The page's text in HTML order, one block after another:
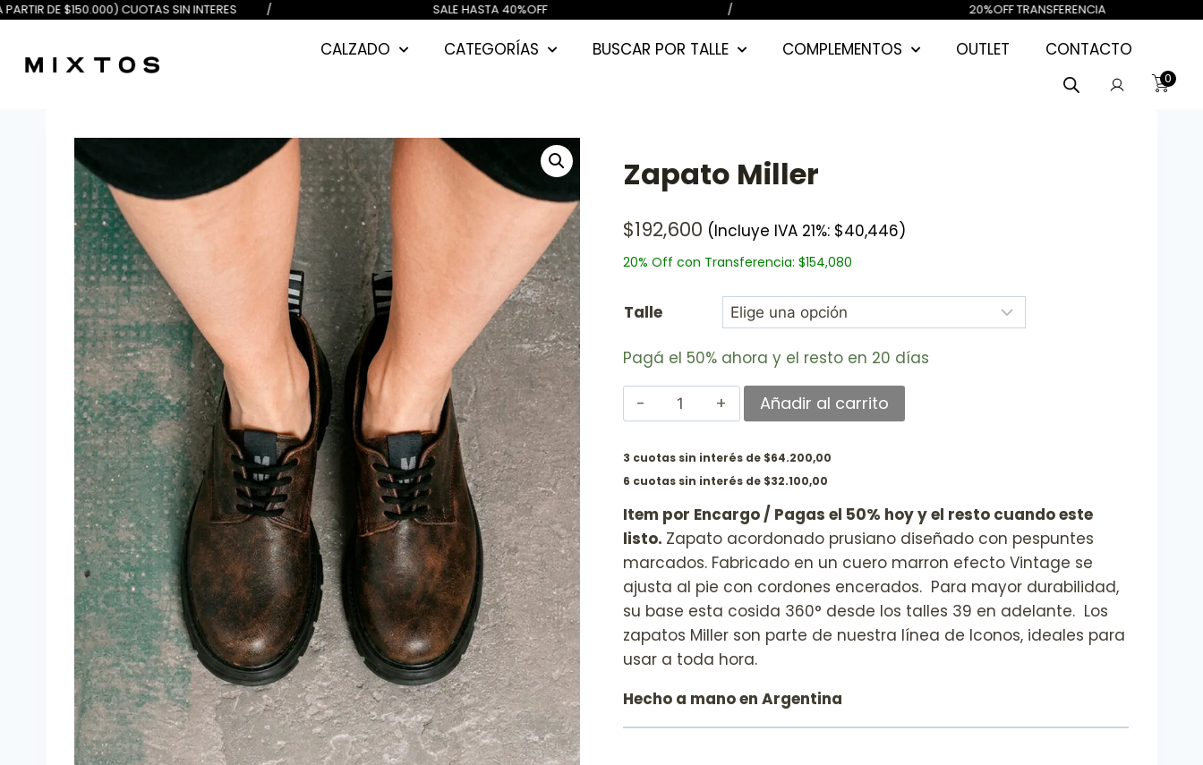
6 (A PARTIR DE $150.000) CUOTAS SIN INTERES / SALE HASTA 40%OFF / 20 %OFF
CALZADO CATEGORÍAS BUSCAR POR TALLE COMPLEMENTOS OUTLET CONTACTO
0
Zapato Miller
$192,600 (Incluye IVA 21%: $40,446)
20% Off con Transferencia: $154,080
Talle
Pagá el 50%ahora y el resto en 20 días
Añadir al carrito
3 cuotas sin interés de $64.200,00
6 cuotas sin interés de $32.100,00
Item por Encargo / Pagas el 50% hoy y el resto cuando este
listo. Zapato acordonado prusiano diseñado con pespuntes
marcados. Fabricado en un cuero marron efecto Vintage se
ajusta al pie con cordones encerados. Para mayor durabilidad,
su base esta cosida 360° desde los talles 39 en adelante. Los
zapatos Miller son parte de nuestra línea de Iconos, ideales para
usar a toda hora.
Hecho a mano en Argentina